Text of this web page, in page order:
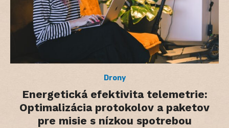
Drony
Energetická efektivita telemetrie:
Optimalizácia protokolov a paketov
pre misie s nízkou spotrebou